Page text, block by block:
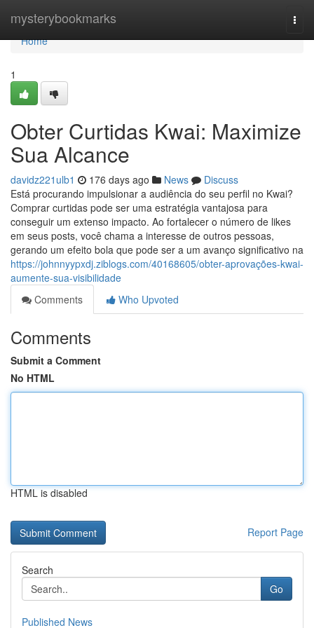
mysterybookmarks
Home
Home
1
Obter Curtidas Kwai: Maximize
Sua Alcance
davidz221ulb1 176 days ago News
Discuss
Está procurando impulsionar a audiência do seu perfil no Kwai?
Comprar curtidas pode ser uma estratégia vantajosa para
conseguir um extenso impacto. Ao fortalecer o número de likes
em seus posts, você chama a interesse de outros pessoas,
gerando um efeito bola que pode ser a um avanço significativo na
https://johnnyypxdj.ziblogs.com/40168605/obter-aprovações-kwai-
aumente-sua-visibilidade
Comments
Who Upvoted
Comments
Submit a Comment
No HTML
HTML is disabled
Report Page
Search
Go
Published News